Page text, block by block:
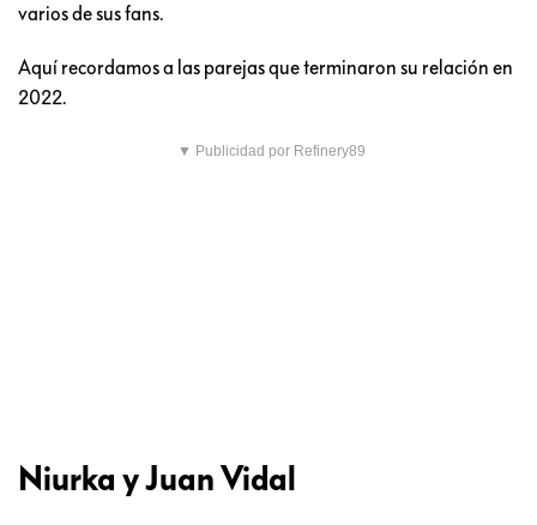
varios de sus fans.
Aquí recordamos a las parejas que terminaron su relación en
2022.
▼ Publicidad por Refinery89
Niurka y Juan Vidal